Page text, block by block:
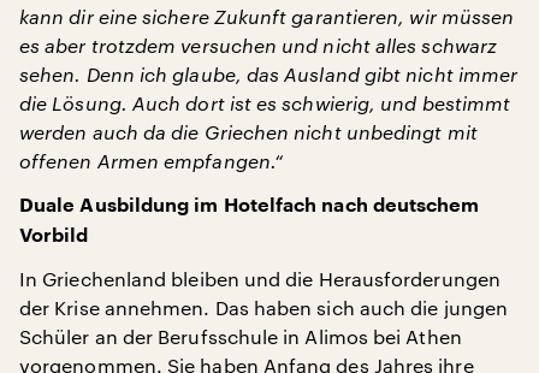
kann dir eine sichere Zukunft garantieren, wir müssen
es aber trotzdem versuchen und nicht alles schwarz
sehen. Denn ich glaube, das Ausland gibt nicht immer
die Lösung. Auch dort ist es schwierig, und bestimmt
werden auch da die Griechen nicht unbedingt mit
offenen Armen empfangen.“
Duale Ausbildung im Hotelfach nach deutschem
Vorbild
In Griechenland bleiben und die Herausforderungen
der Krise annehmen. Das haben sich auch die jungen
Schüler an der Berufsschule in Alimos bei Athen
vorgenommen. Sie haben Anfang des Jahres ihre